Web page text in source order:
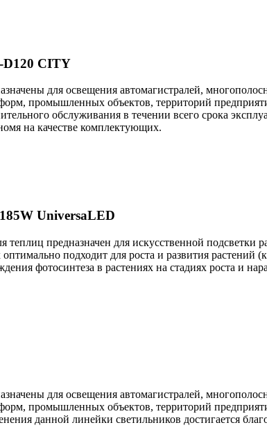
D120 CITY
для освещения автомагистралей,
промышленных объектов, территорий
обслуживания в течении всего срока
на качестве комплектующих.
UniversaLED
теплиц предназначен для искусственной подсветки
подходит для роста и развития растений
фотосинтеза в растениях на стадиях роста и
для освещения автомагистралей,
промышленных объектов, территорий
данной линейки светильников достигается